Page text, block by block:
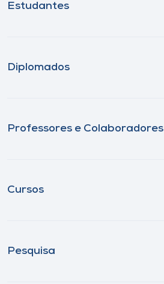
Estudantes
Diplomados
Professores e Colaboradores
Cursos
Pesquisa